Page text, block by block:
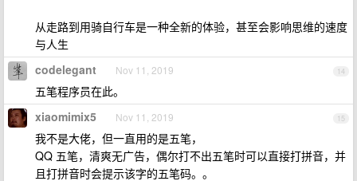
从走路到用骑自行车是一种全新的体验，甚至会影响思维的速度
与人生
14
codelegant Nov 11, 2019
五笔程序员在此。
15
xiaomimix5 Nov 11, 2019
我不是大佬，但一直用的是五笔，
QQ 五笔，清爽无广告，偶尔打不出五笔时可以直接打拼音，并
且打拼音时会提示该字的五笔码。。